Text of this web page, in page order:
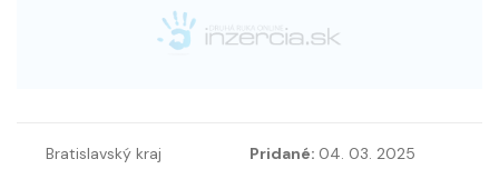
Bratislavský kraj Pridané: 04. 03. 2025